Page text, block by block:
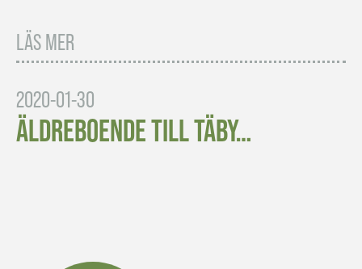
LÄS MER
2020-01-30
ÄLDREBOENDE TILL TÄBY…